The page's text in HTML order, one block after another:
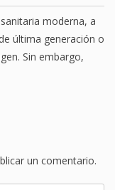
moderna, a
última generación o
Sin embargo,
un comentario.